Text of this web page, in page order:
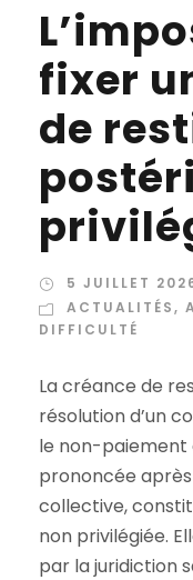
fixer
de
5 JUILLET
ACTUALITÉS,
DIFFICULTÉ
La créance de
résolution d’un
le non-paiement
prononcée
collective,
non privilégiée.
par la juridiction